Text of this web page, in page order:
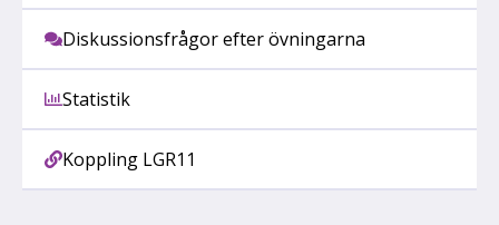
Diskussionsfrågor efter övningarna
Statistik
Koppling LGR11